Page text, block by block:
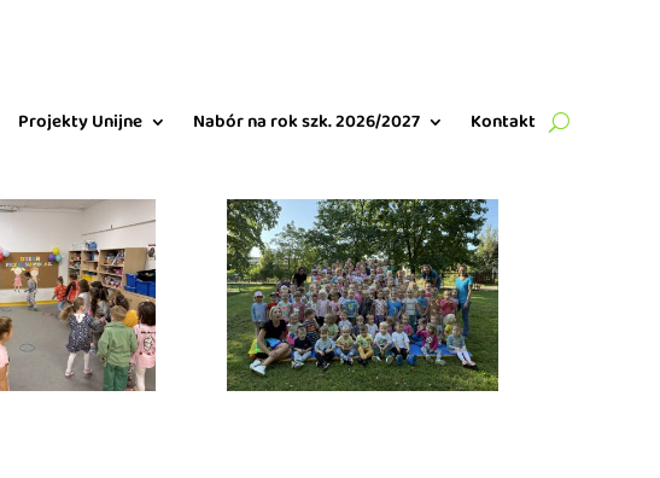
Projekty Unijne Nabór na rok szk. 2026/2027 Kontakt